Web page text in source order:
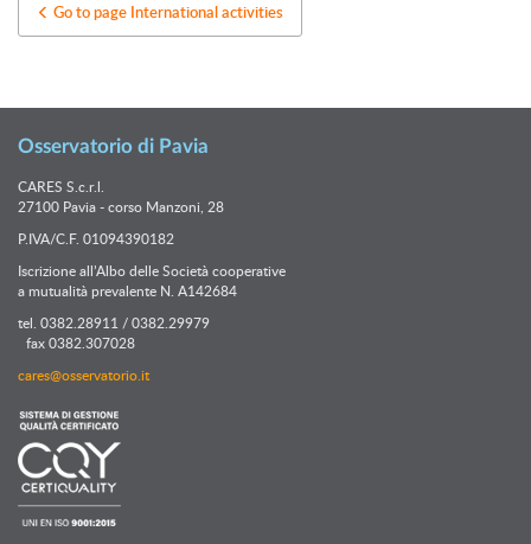
Go to page International activities
Osservatorio di Pavia
CARES S.c.r.l.
27100 Pavia - corso Manzoni, 28
P.IVA/C.F. 01094390182
Iscrizione all’Albo delle Società cooperative
a mutualità prevalente N. A142684
tel. 0382.28911 / 0382.29979
fax 0382.307028
cares@osservatorio.it